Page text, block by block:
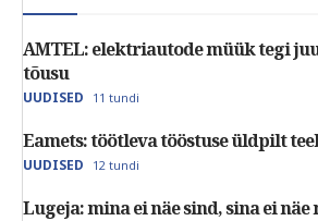
AMTEL: elektriautode müük tegi
tõusu
UUDISED 11 tundi
Eamets: töötleva tööstuse üldpilt
UUDISED 12 tundi
Lugeja: mina ei näe sind, sina ei